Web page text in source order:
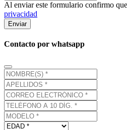
Al enviar este formulario confirmo
privacidad
Enviar
Contacto por whatsapp